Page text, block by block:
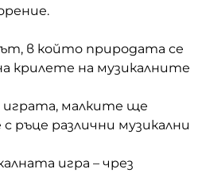
в който природата се
крилете на музикалните
малките ще
ръце различни музикални
игра – чрез